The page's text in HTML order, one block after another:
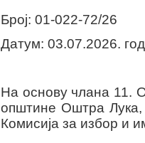
Број: 01-022-72/26
Датум: 03.07.2026.
На основу члана 11.
општине Оштра Лука,
Комисија за избор и